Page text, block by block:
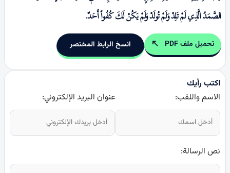
الصَّمَدُ الَّذِي لَمْ تَلِدْ وَلَمْ تُولَدْ وَلَمْ يَكُنْ لَكَ كُفُواً أَحَدٌ.
تحميل ملف PDF انسخ الرابط المختصر
اكتب رأيك
الاسم واللقب:
عنوان البريد الإلكتروني:
نص الرسالة: